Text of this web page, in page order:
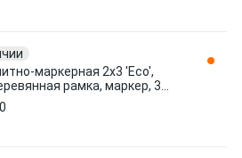
маркерная 2х3 'Eco',
рамка, маркер, 3
C 1110580 2X3